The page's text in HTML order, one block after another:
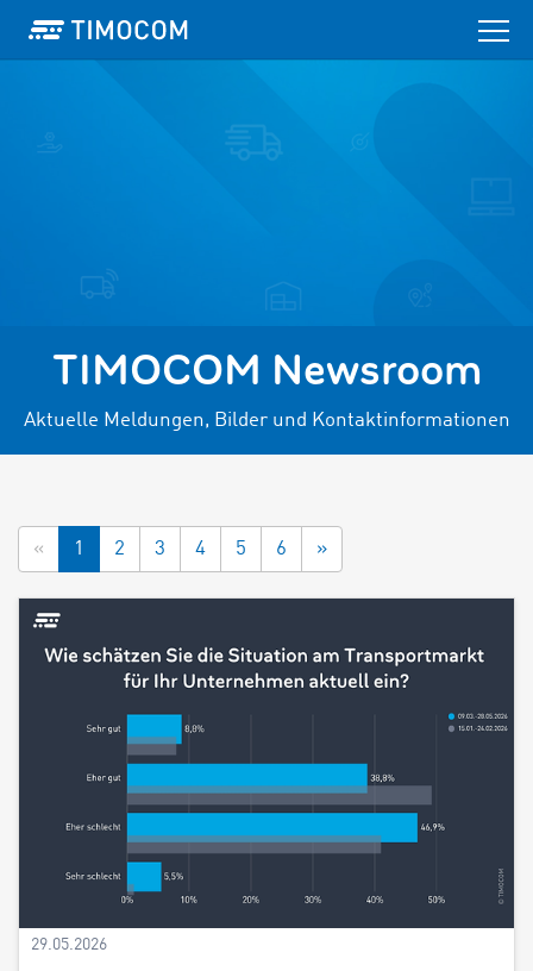
TIMOCOM Newsroom
Aktuelle Meldungen, Bilder und Kontaktinformationen
« 1 2 3 4 5 6 »
29.05.2026